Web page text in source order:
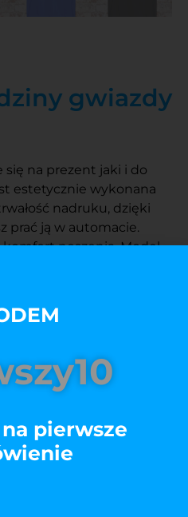
gwiazdy
się na prezent jaki i do
estetycznie wykonana
nadruku, dzięki
prać ją w automacie.
noszenia. Model
na pierwsze